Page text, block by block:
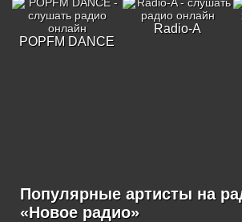
POPFM DANCE
Radio-A
Популярные артисты на
«Новое радио»